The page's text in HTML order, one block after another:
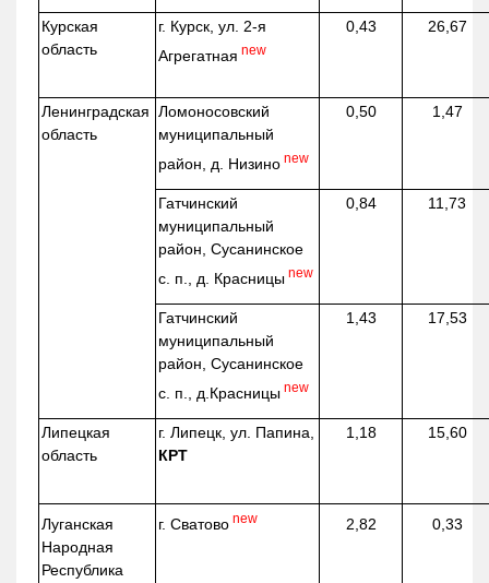
Курская
область
г. Курск, ул. 2-я
Агрегатная new
0,43 26,67
Ленинградская
область
Ломоносовский
муниципальный
район, д. Низино new
0,50 1,47
Гатчинский
муниципальный
район, Сусанинское
с. п., д. Красницы new
0,84 11,73
Гатчинский
муниципальный
район, Сусанинское
с. п., д.Красницы new
1,43 17,53
Липецкая
область
г. Липецк, ул. Папина,
КРТ
1,18 15,60
Луганская
Народная
Республика
г. Сватово new 2,82 0,33